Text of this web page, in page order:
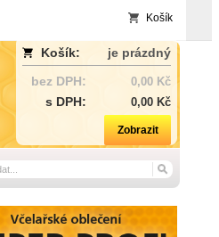
Košík
Košík:
je prázdný
bez DPH:
0,00 Kč
s DPH: 0,00 Kč
Zobrazit